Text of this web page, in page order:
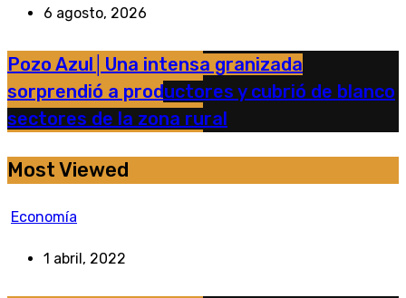
6 agosto, 2026
Pozo Azul│Una intensa granizada
sorprendió a productores y cubrió de blanco
sectores de la zona rural
Most Viewed
Economía
1 abril, 2022